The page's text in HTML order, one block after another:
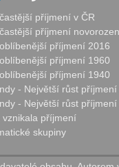
příjmení v ČR
příjmení
příjmení 2016
příjmení 1960
příjmení 1940
- Největší růst
- Největší růst
vznikala příjmení
skupiny